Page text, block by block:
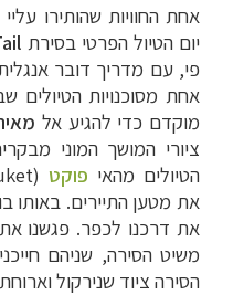
אחת החוויות שהותירו
יום הטיול הפרטי בסירת
פי, עם מדריך דובר
אחת מסוכנויות הטיולים
מוקדם כדי להגיע אל
ציורי המושך המוני
הטיולים מהאי פוקט (
את מטען התיירים. באותו
את דרכנו לכפר. פגשנו את
משיט הסירה, שניהם
הסירה ציוד שנירקול